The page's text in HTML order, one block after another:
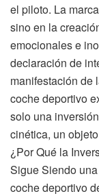
el piloto. La
sino en la
emocionales e
declaración de
manifestación de
coche deportivo
solo una
cinética, un
¿Por Qué la
Sigue Siendo
coche deportivo